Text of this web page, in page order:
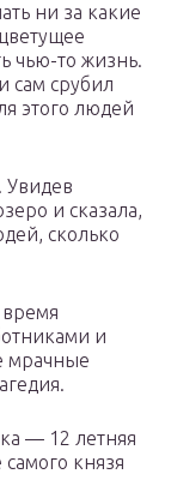
ни за какие
чью-то жизнь.
сам срубил
этого людей
Увидев
и сказала,
сколько
время
и
мрачные
— 12 летняя
князя